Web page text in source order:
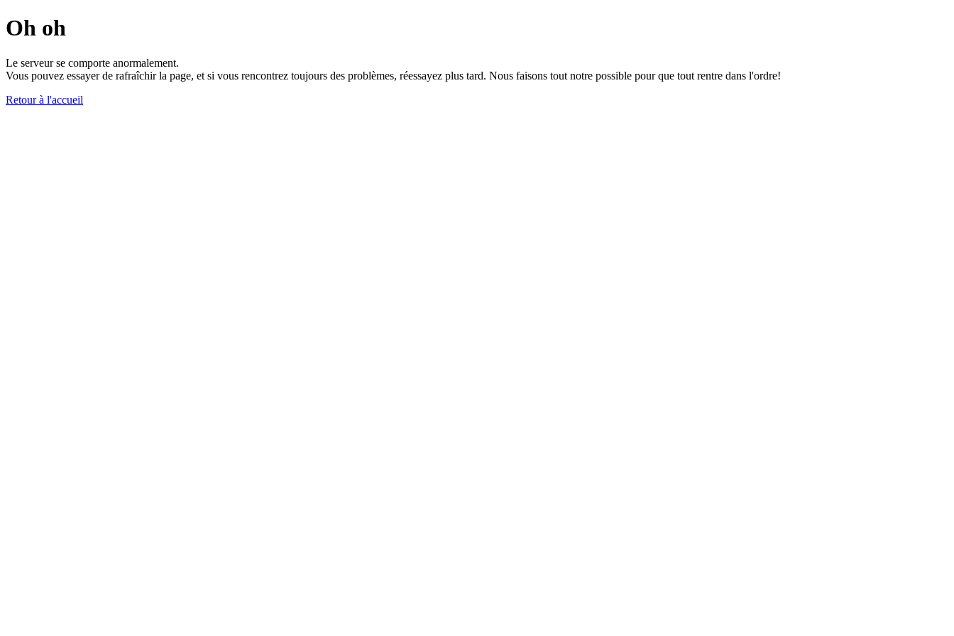
Oh oh
Le serveur se comporte anormalement.
Vous pouvez essayer de rafraîchir la page, et si vous rencontrez toujours des problèmes, réessayez plus tard. Nous faisons tout notre possible pour que tout rentre dans l'ordre!
Retour à l'accueil